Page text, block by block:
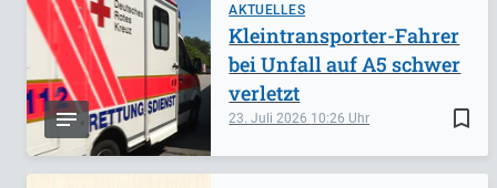
AKTUELLES
bookmark_border
23. Juli 2026 10:26
Kleintransporter-Fahrer
bei Unfall auf A5 schwer
verletzt